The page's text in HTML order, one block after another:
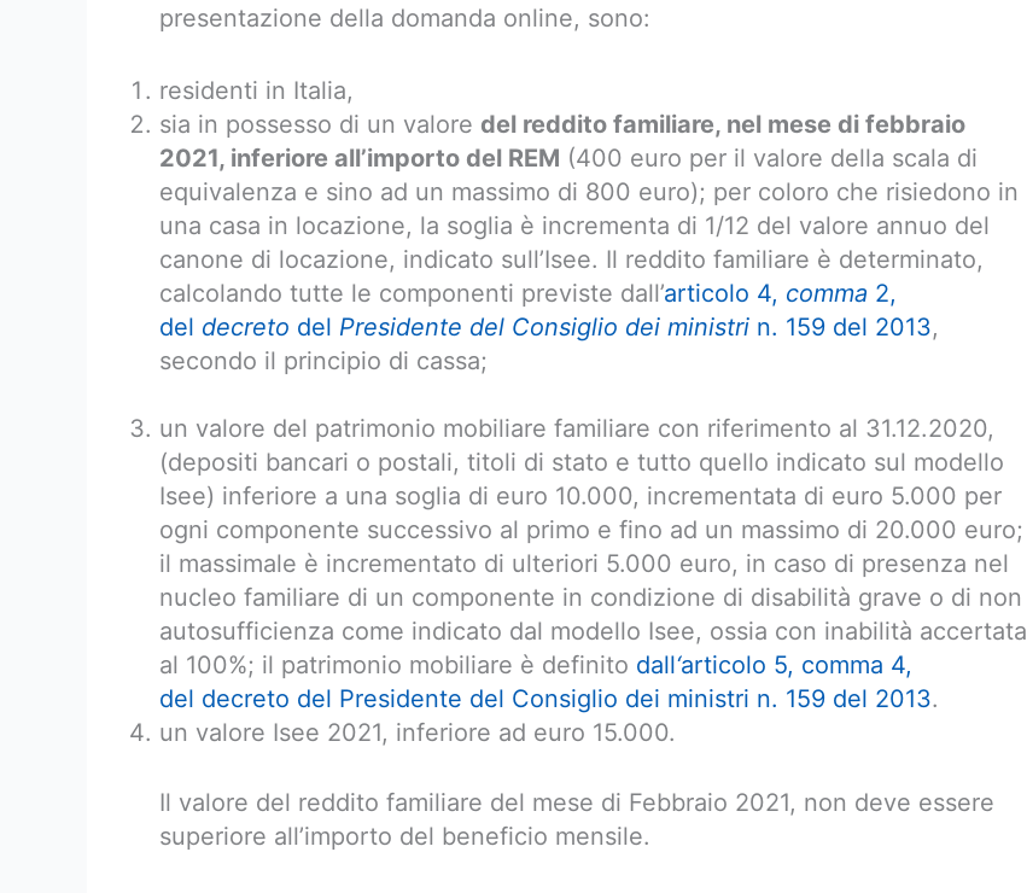
presentazione della domanda online, sono:
residenti in Italia,
sia in possesso di un valore del reddito familiare, nel mese di febbraio
2021, inferiore all’importo del REM (400 euro per il valore della scala di
equivalenza e sino ad un massimo di 800 euro); per coloro che risiedono in
una casa in locazione, la soglia è incrementa di 1/12 del valore annuo del
canone di locazione, indicato sull’Isee. Il reddito familiare è determinato,
calcolando tutte le componenti previste dall’articolo 4, comma 2,
del decreto del Presidente del Consiglio dei ministri n. 159 del 2013,
secondo il principio di cassa;
un valore del patrimonio mobiliare familiare con riferimento al 31.12.2020,
(depositi bancari o postali, titoli di stato e tutto quello indicato sul modello
Isee) inferiore a una soglia di euro 10.000, incrementata di euro 5.000 per
ogni componente successivo al primo e fino ad un massimo di 20.000 euro;
il massimale è incrementato di ulteriori 5.000 euro, in caso di presenza nel
nucleo familiare di un componente in condizione di disabilità grave o di non
autosufficienza come indicato dal modello Isee, ossia con inabilità accertata
al 100%; il patrimonio mobiliare è definito dall‘articolo 5, comma 4,
del decreto del Presidente del Consiglio dei ministri n. 159 del 2013.
un valore Isee 2021, inferiore ad euro 15.000.
Il valore del reddito familiare del mese di Febbraio 2021, non deve essere
superiore all’importo del beneficio mensile.